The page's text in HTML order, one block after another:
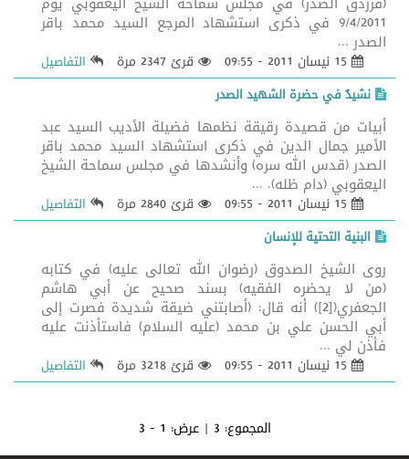
9/4/2011 في ذكرى استشهاد المرجع السيد محمد باقر
الصدر ...
قرئ 2347 مرة
التفاصيل
نشيدٌ في حضرة الشهيد الصدر
أبيات من قصيدة رقيقة نظمها فضيلة الأديب السيد عبد
الأمير جمال الدين في ذكرى استشهاد السيد محمد باقر
الصدر (قدس الله سره) وأنشدها في مجلس سماحة الشيخ
اليعقوبي (دام ظله). ...
قرئ 2840 مرة
التفاصيل
البنية التحتية للإنسان
روى الشيخ الصدوق (رضوان الله تعالى عليه) في كتابه
(من لا يحضره الفقيه) بسند صحيح عن أبي هاشم
الجعفري([2]) أنه قال: (أصابتني ضيقة شديدة فصرت إلى
أبي الحسن علي بن محمد (عليه السلام) فاستأذنت عليه
فأذن لي ...
قرئ 3218 مرة التفاصيل
المجموع: 3 | عرض: 1 - 3